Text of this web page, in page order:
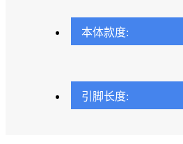
本体款度:
引脚长度: